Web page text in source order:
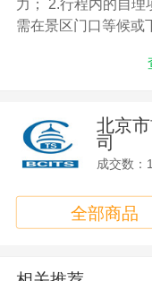
客如自愿放弃随团游
退，请予以理解！5
车及导游服务费，
他费用家长自理。6
当地客人所签意见
填或离开山西后的
接站、送站服务，
力； 2.行程内的自理
需在景区门口等候或
见书而产生的后续争
北京
司
成交数：
全部商品